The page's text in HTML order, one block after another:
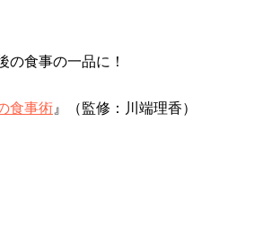
の食事の一品に！
食事術』（監修：川端理香）